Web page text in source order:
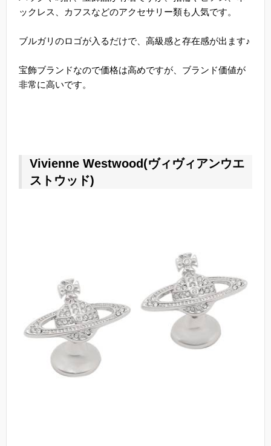
ックレス、カフスなどのアクセサリー類も人気です。
ブルガリのロゴが入るだけで、高級感と存在感が出ます♪
宝飾ブランドなので価格は高めですが、ブランド価値が
非常に高いです。
Vivienne Westwood(ヴィヴィアンウエ
ストウッド)